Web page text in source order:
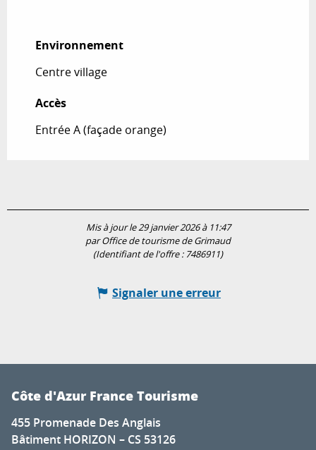
Environnement
Environnement
Centre village
Accès
Accès
Entrée A (façade orange)
Mis à jour le 29 janvier 2026 à 11:47
par Office de tourisme de Grimaud
(Identifiant de l'offre : 7486911)
Signaler une erreur
Côte d'Azur France Tourisme
455 Promenade Des Anglais
Bâtiment HORIZON – CS 53126